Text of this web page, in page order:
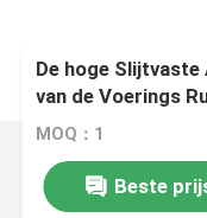
De hoge Slijtvaste
van de Voerings
Mijnbouwhelling
MOQ：1
Beste